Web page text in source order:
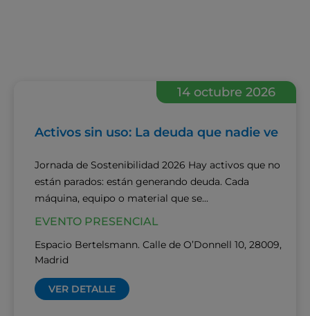
14 octubre 2026
Activos sin uso: La deuda que nadie ve
Jornada de Sostenibilidad 2026 Hay activos que no
están parados: están generando deuda. Cada
máquina, equipo o material que se...
EVENTO PRESENCIAL
Espacio Bertelsmann. Calle de O’Donnell 10, 28009,
Madrid
VER DETALLE